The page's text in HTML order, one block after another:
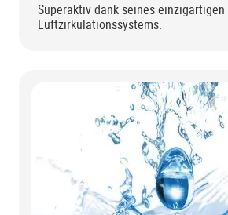
Superaktiv dank seines einzigartigen
Luftzirkulationssystems.